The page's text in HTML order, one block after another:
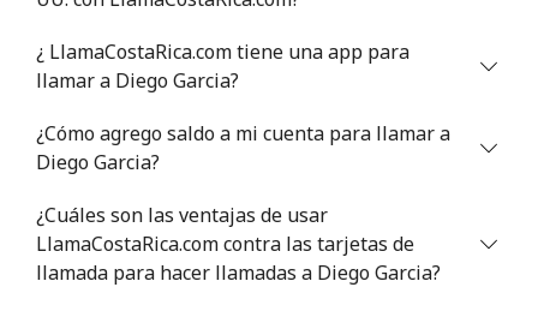
¿ LlamaCostaRica.com tiene una app para
llamar a Diego Garcia?
¿Cómo agrego saldo a mi cuenta para llamar a
Diego Garcia?
¿Cuáles son las ventajas de usar
LlamaCostaRica.com contra las tarjetas de
llamada para hacer llamadas a Diego Garcia?